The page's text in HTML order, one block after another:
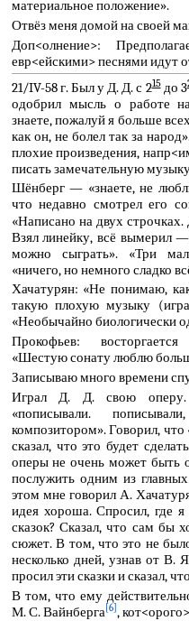
материальное положение».
Отвёз меня домой на своей
Доп<олнение>:
евр<ейскими> песнями идут
21/IV-58 г. Был у Д. Д. с 215до 3
одобрил мысль о работе
знаете, пожалуй я больше
как он, не болел так за
плохие произведения,
писать замечательную
Шёнберг — «знаете, не
что недавно смотрел его
«Написано на двух
Взял линейку, всё вымерил —
можно сыграть». «Три
«ничего, но немного сладко
Хачатурян: «Не понимаю,
такую плохую музыку
«Необычайно биологически
Прокофьев:
«Шестую сонату люблю
Записываю много времени
Играл Д. Д. свою оперу.
«пописывали.
композитором». Говорил, что
сказал, что это будет
оперы не очень может быть
послужить одним из
этом мне говорил А.
идея хороша. Спросил, где
сказок? Сказал, что сам бы
сюжет. В том, что это не
несколько дней, узнав от
просил эти сказки и сказал,
В том, что ему
М. С. Вайнберга [6] ,